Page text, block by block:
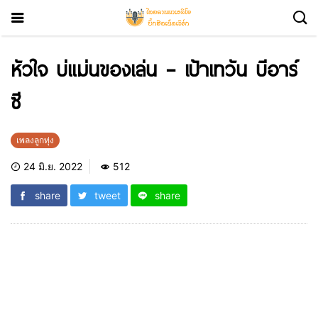
หัวใจ บ่แม่นของเล่น – เป้าเทวัน บีอาร์
ซี
เพลงลูกทุ่ง
24 มิ.ย. 2022 512
share tweet share